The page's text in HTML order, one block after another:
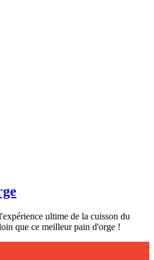
ultime de la cuisson du
que ce meilleur pain d'orge !